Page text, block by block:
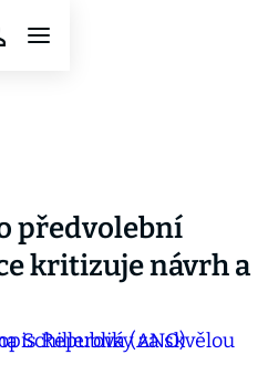
předvolební
kritizuje návrh a